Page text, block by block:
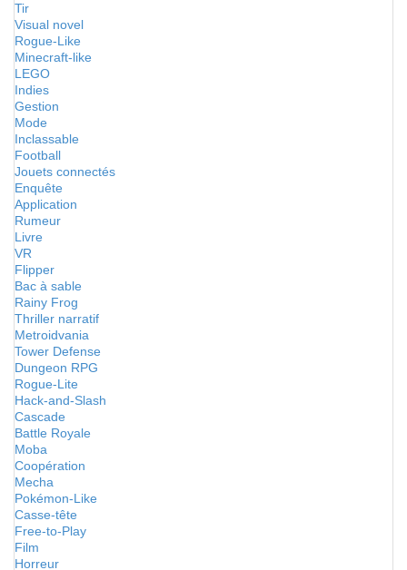
Tir
Visual novel
Rogue-Like
Minecraft-like
LEGO
Indies
Gestion
Mode
Inclassable
Football
Jouets connectés
Enquête
Application
Rumeur
Livre
VR
Flipper
Bac à sable
Rainy Frog
Thriller narratif
Metroidvania
Tower Defense
Dungeon RPG
Rogue-Lite
Hack-and-Slash
Cascade
Battle Royale
Moba
Coopération
Mecha
Pokémon-Like
Casse-tête
Free-to-Play
Film
Horreur